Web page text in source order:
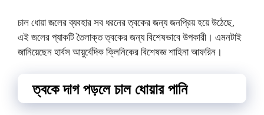
চাল ধোয়া জলের ব্যবহার সব ধরনের ত্বকের জন্য জনপ্রিয় হয়ে উঠেছে,
এই জলের প্যাকটি তৈলাক্ত ত্বকের জন্য বিশেষভাবে উপকারী। এমনটাই
জানিয়েছেন হার্বস আয়ুর্বেদিক ক্লিনিকের বিশেষজ্ঞ শাহিনা আফরিন।
ত্বকে দাগ পড়লে চাল ধোয়ার পানি